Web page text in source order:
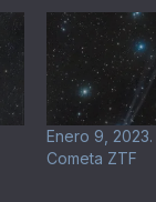
Enero 9,
Cometa ZTF